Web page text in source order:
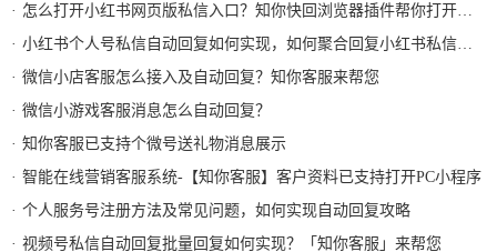
怎么打开小红书网页版私信入口？知你快回浏览器插件帮你打开小红书私信AI回复及快捷回复
小红书个人号私信自动回复如何实现，如何聚合回复小红书私信及群消息？知你客服来解决
微信小店客服怎么接入及自动回复？知你客服来帮您
微信小游戏客服消息怎么自动回复？
知你客服已支持个微号送礼物消息展示
智能在线营销客服系统-【知你客服】客户资料已支持打开PC小程序
个人服务号注册方法及常见问题，如何实现自动回复攻略
视频号私信自动回复批量回复如何实现？「知你客服」来帮您